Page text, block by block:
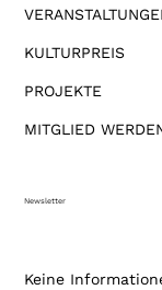
KULTURPREIS
PROJEKTE
MITGLIED
Newsletter
Keine